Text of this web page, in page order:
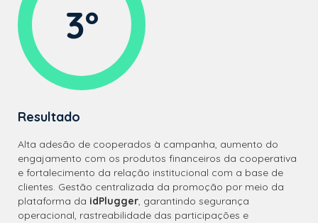
3º
Resultado
Alta adesão de cooperados à campanha, aumento do
engajamento com os produtos financeiros da cooperativa
e fortalecimento da relação institucional com a base de
clientes. Gestão centralizada da promoção por meio da
plataforma da idPlugger, garantindo segurança
operacional, rastreabilidade das participações e